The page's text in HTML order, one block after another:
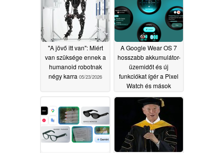
"A jövő itt van": Miért
van szüksége ennek a
humanoid robotnak
négy karra 05/23/2026
A Google Wear OS 7
hosszabb akkumulátor-
üzemidőt és új
funkciókat ígér a Pixel
Watch és mások
05/20/2026